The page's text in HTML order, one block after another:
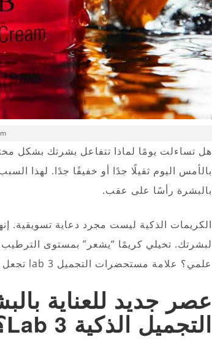
هل تساءلت يومًا لماذا تتفاعل بشرتك بشكل
بالبشرة رأسًا على عقب.
الكريمات الذكية ليست مجرد دعاية تسويقية.
لبشرتك. تخيلي كريمًا “يشعر” بمستوى
علمي؟ علامة مستحضرات التجميل 3 lab تجعل من ذلك واقعًا اليوم.
عصر جديد للعناية
التجميل الذكية 3 Lab؟